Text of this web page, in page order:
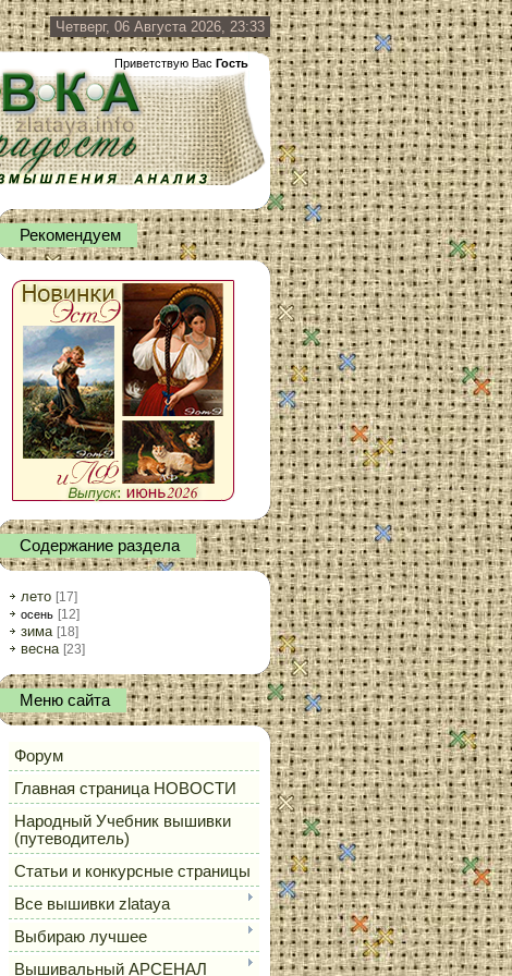
Четверг, 06 Августа 2026, 23:33
Приветствую Вас Гость
Рекомендуем
Содержание раздела
лето [17]
осень [12]
зима [18]
весна [23]
Меню сайта
Форум
Главная страница НОВОСТИ
Народный Учебник вышивки
(путеводитель)
Статьи и конкурсные страницы
Все вышивки zlataya
Выбираю лучшее
Вышивальный АРСЕНАЛ